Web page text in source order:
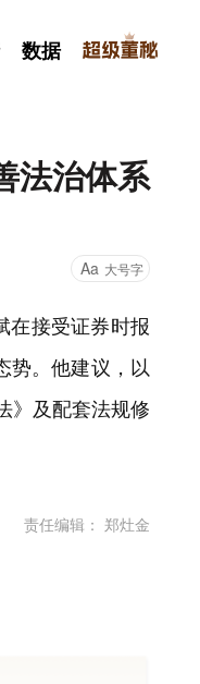
数据
法治体系
Aa 大号字
在接受证券时报
势。他建议，以
》及配套法规修
责任编辑： 郑灶金